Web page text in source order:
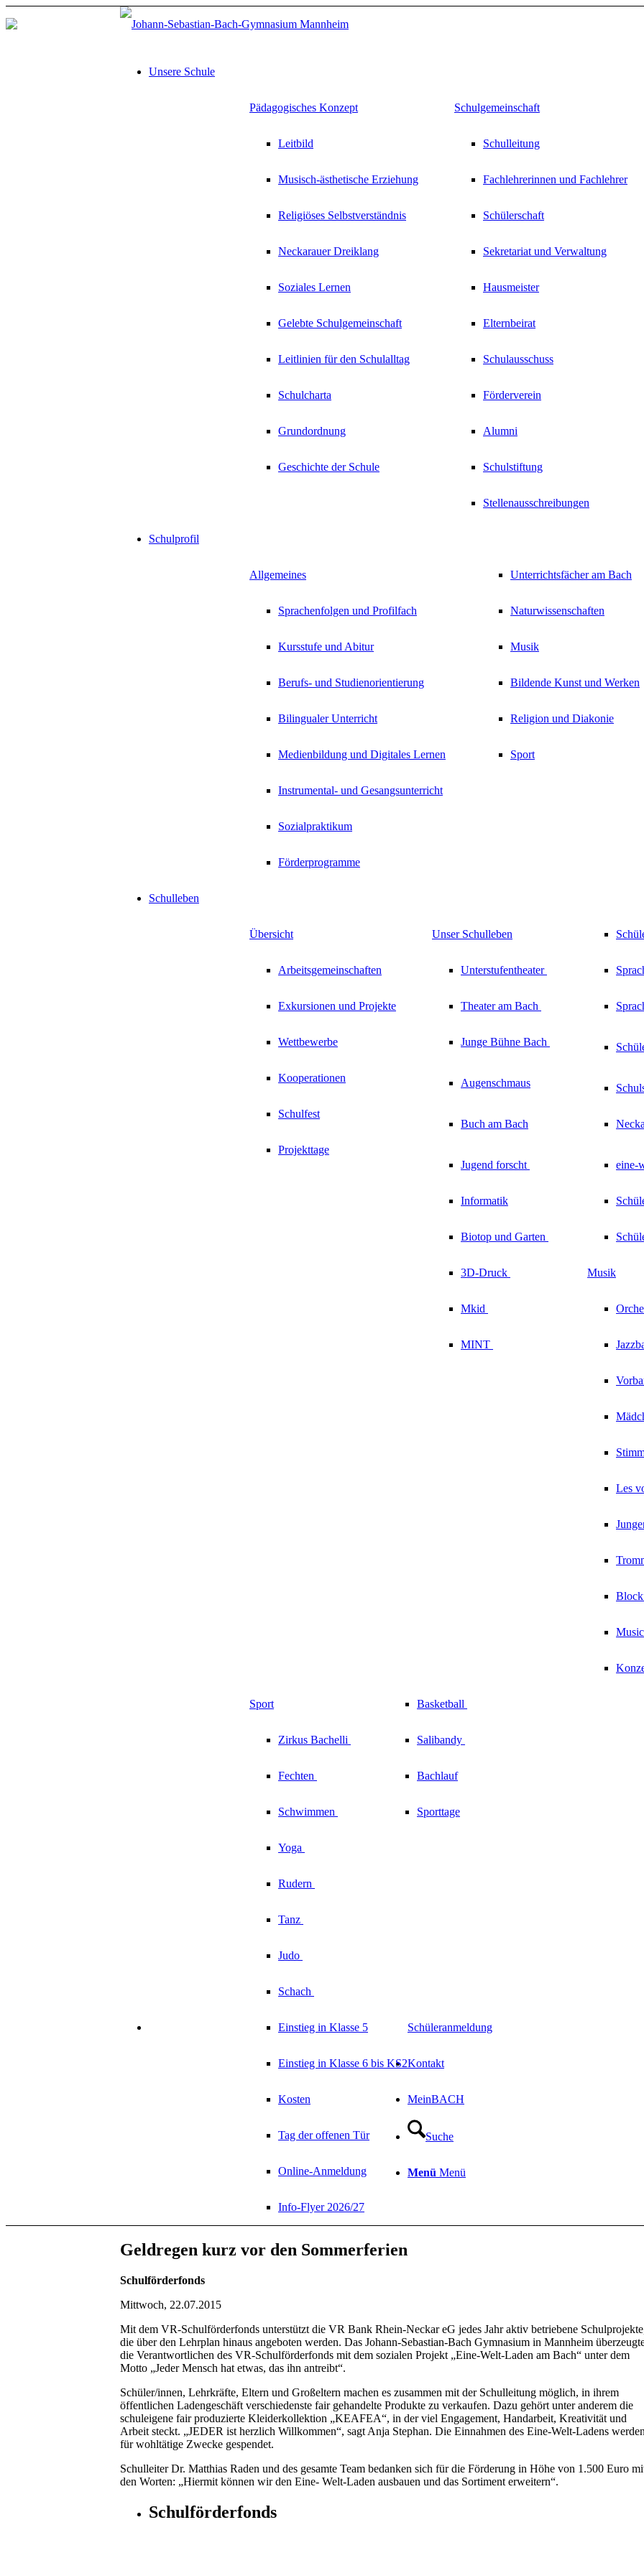
Unsere Schule
Pädagogisches Konzept
Leitbild
Musisch-ästhetische Erziehung
Religiöses Selbstverständnis
Neckarauer Dreiklang
Soziales Lernen
Gelebte Schulgemeinschaft
Leitlinien für den Schulalltag
Schulcharta
Grundordnung
Geschichte der Schule
Schulgemeinschaft
Schulleitung
Fachlehrerinnen und Fachlehrer
Schülerschaft
Sekretariat und Verwaltung
Hausmeister
Elternbeirat
Schulausschuss
Förderverein
Alumni
Schulstiftung
Stellenausschreibungen
Schulprofil
Allgemeines
Sprachenfolgen und Profilfach
Kursstufe und Abitur
Berufs- und Studienorientierung
Bilingualer Unterricht
Medienbildung und Digitales Lernen
Instrumental- und Gesangsunterricht
Sozialpraktikum
Förderprogramme
Unterrichtsfächer am Bach
Naturwissenschaften
Musik
Bildende Kunst und Werken
Religion und Diakonie
Sport
Schulleben
Übersicht
Arbeitsgemeinschaften
Exkursionen und Projekte
Wettbewerbe
Kooperationen
Schulfest
Projekttage
Unser Schulleben
Unterstufentheater
Theater am Bach
Junge Bühne Bach
Augenschmaus
Buch am Bach
Jugend forscht
Informatik
Biotop und Garten
3D-Druck
Mkid
MINT
eine-
Musik
Les
Sport
Zirkus Bachelli
Fechten
Schwimmen
Yoga
Rudern
Tanz
Judo
Schach
Basketball
Salibandy
Bachlauf
Sporttage
Schüleranmeldung
Einstieg in Klasse 5
Einstieg in Klasse 6 bis KS2
Kosten
Tag der offenen Tür
Online-Anmeldung
Info-Flyer 2026/27
Kontakt
MeinBACH
Suche
Menü Menü
Geldregen kurz vor den Sommerferien
Schulförderfonds
Mittwoch, 22.07.2015
Mit dem VR-Schulförderfonds unterstützt die VR Bank Rhein-Neckar eG jedes Jahr aktiv betriebene
die über den Lehrplan hinaus angeboten werden. Das Johann-Sebastian-Bach Gymnasium in Mannheim
die Verantwortlichen des VR-Schulförderfonds mit dem sozialen Projekt „Eine-Welt-Laden am Bach“ unter dem
Motto „Jeder Mensch hat etwas, das ihn antreibt“.
Schüler/innen, Lehrkräfte, Eltern und Großeltern machen es zusammen mit der Schulleitung möglich, in ihrem
öffentlichen Ladengeschäft verschiedenste fair gehandelte Produkte zu verkaufen. Dazu gehört unter anderem die
schuleigene fair produzierte Kleiderkollektion „KEAFEA“, in der viel Engagement, Handarbeit, Kreativität und
Arbeit steckt. „JEDER ist herzlich Willkommen“, sagt Anja Stephan. Die Einnahmen des Eine-Welt-Ladens werden
für wohltätige Zwecke gespendet.
Schulleiter Dr. Matthias Raden und des gesamte Team bedanken sich für die Förderung in Höhe von 1.500 Euro
den Worten: „Hiermit können wir den Eine- Welt-Laden ausbauen und das Sortiment erweitern“.
Schulförderfonds